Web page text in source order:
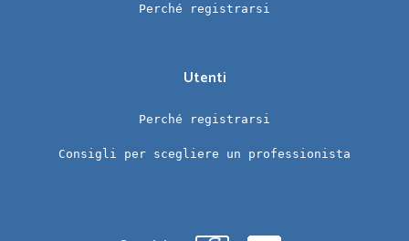
Perché registrarsi
Utenti
Perché registrarsi
Consigli per scegliere un professionista